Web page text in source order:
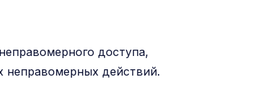
доступа,
неправомерных действий.